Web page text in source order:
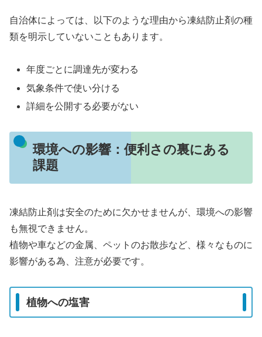
自治体によっては、以下のような理由から凍結防止剤の種
類を明示していないこともあります。
年度ごとに調達先が変わる
気象条件で使い分ける
詳細を公開する必要がない
環境への影響：便利さの裏にある
課題
凍結防止剤は安全のために欠かせませんが、環境への影響
も無視できません。
植物や車などの金属、ペットのお散歩など、様々なものに
影響がある為、注意が必要です。
植物への塩害